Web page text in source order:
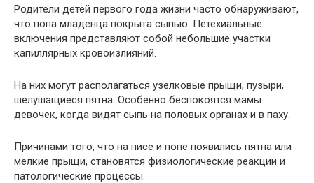
Родители детей первого года жизни часто обнаруживают,
что попа младенца покрыта сыпью. Петехиальные
включения представляют собой небольшие участки
капиллярных кровоизлияний.
На них могут располагаться узелковые прыщи, пузыри,
шелушащиеся пятна. Особенно беспокоятся мамы
девочек, когда видят сыпь на половых органах и в паху.
Причинами того, что на писе и попе появились пятна или
мелкие прыщи, становятся физиологические реакции и
патологические процессы.